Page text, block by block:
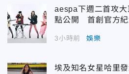
aespa下週二首攻
點公開 首創官方紀
3小時前 娛樂
埃及知名女星哈里